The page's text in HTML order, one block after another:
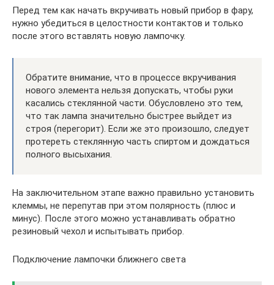
Перед тем как начать вкручивать новый прибор в фару,
нужно убедиться в целостности контактов и только
после этого вставлять новую лампочку.
Обратите внимание, что в процессе вкручивания
нового элемента нельзя допускать, чтобы руки
касались стеклянной части. Обусловлено это тем,
что так лампа значительно быстрее выйдет из
строя (перегорит). Если же это произошло, следует
протереть стеклянную часть спиртом и дождаться
полного высыхания.
На заключительном этапе важно правильно установить
клеммы, не перепутав при этом полярность (плюс и
минус). После этого можно устанавливать обратно
резиновый чехол и испытывать прибор.
Подключение лампочки ближнего света